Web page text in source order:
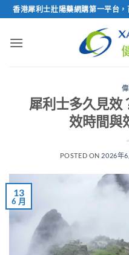
Skip
to
content
香港犀利士壯陽藥網購第一平台
犀利士多久見效
效時間與
POSTED ON 2026年
13
6 月